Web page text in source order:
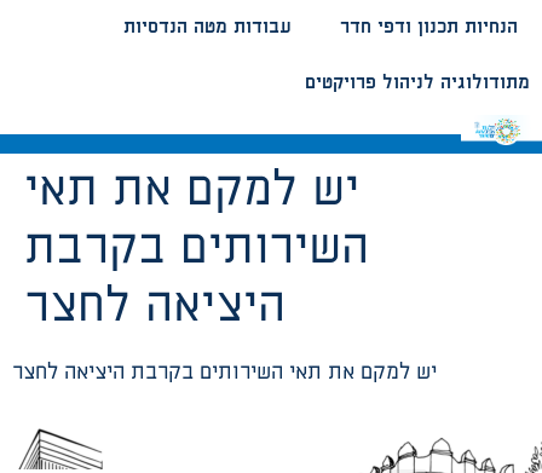
עבודות מטה הנדסיות הנחיות תכנון ודפי חדר
מתודולוגיה לניהול פרויקטים
יש למקם את תאי
השירותים בקרבת
היציאה לחצר
יש למקם את תאי השירותים בקרבת היציאה לחצר